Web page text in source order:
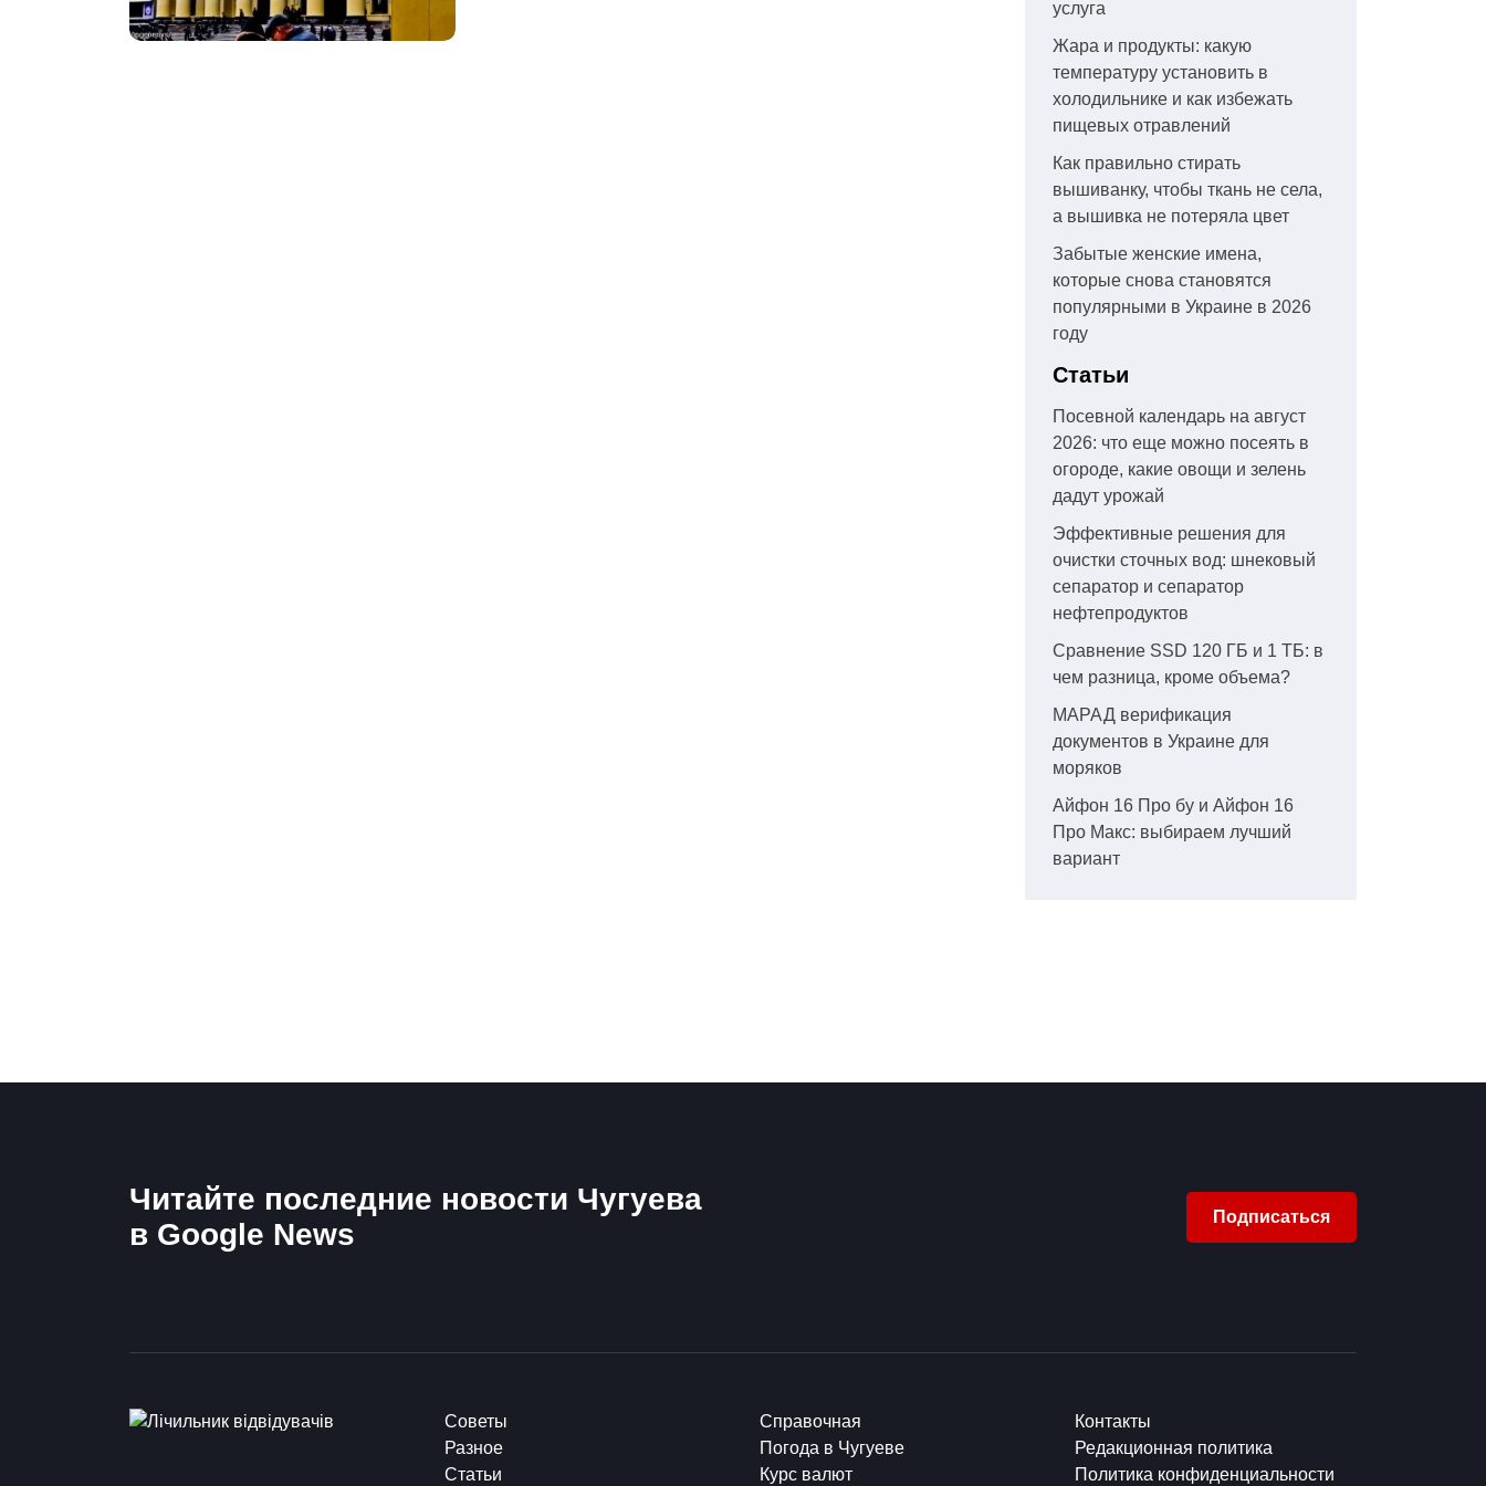
услуга
Жара и продукты: какую
температуру установить в
холодильнике и как избежать
пищевых отравлений
Как правильно стирать
вышиванку, чтобы ткань не села,
а вышивка не потеряла цвет
Забытые женские имена,
которые снова становятся
популярными в Украине в 2026
году
Статьи
Посевной календарь на август
2026: что еще можно посеять в
огороде, какие овощи и зелень
дадут урожай
Эффективные решения для
очистки сточных вод: шнековый
сепаратор и сепаратор
нефтепродуктов
Сравнение SSD 120 ГБ и 1 ТБ: в
чем разница, кроме объема?
МАРАД верификация
документов в Украине для
моряков
Айфон 16 Про бу и Айфон 16
Про Макс: выбираем лучший
вариант
Читайте последние новости Чугуева
в Google News
Подписаться
Советы
Разное
Статьи
Справочная
Погода в Чугуеве
Курс валют
Контакты
Редакционная политика
Политика конфиденциальности